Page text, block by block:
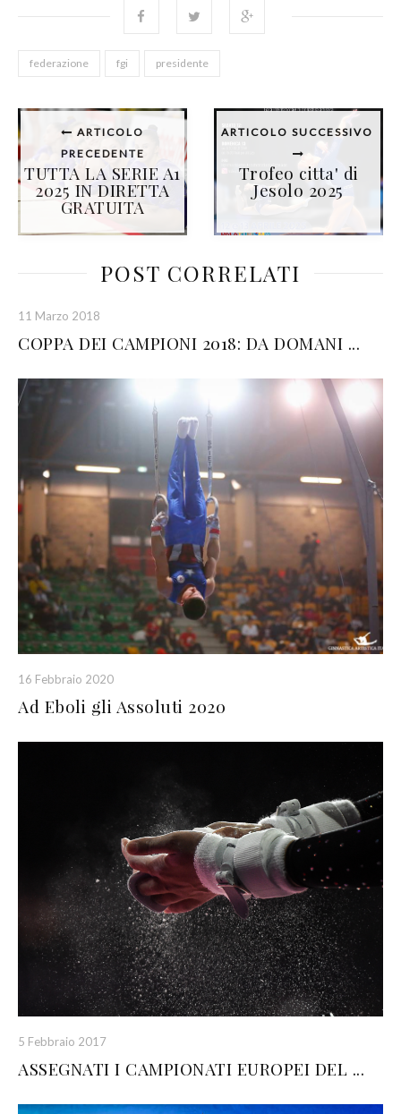
federazione fgi presidente
ARTICOLO
PRECEDENTE
TUTTA LA SERIE A1
2025 IN DIRETTA
GRATUITA
ARTICOLO SUCCESSIVO
Trofeo citta' di
Jesolo 2025
POST CORRELATI
11 Marzo 2018
COPPA DEI CAMPIONI 2018: DA DOMANI ...
16 Febbraio 2020
Ad Eboli gli Assoluti 2020
5 Febbraio 2017
ASSEGNATI I CAMPIONATI EUROPEI DEL ...